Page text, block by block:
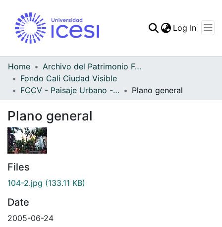
Log In
Home
Archivo del Patrimonio Fotográfico y Fílmico del Valle del Cauca
Fondo Cali Ciudad Visible
FCCV - Paisaje Urbano - Patrimonial
Plano general
Plano general
Files
104-2.jpg (133.11 KB)
Date
2005-06-24